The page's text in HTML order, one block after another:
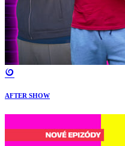
AFTER SHOW